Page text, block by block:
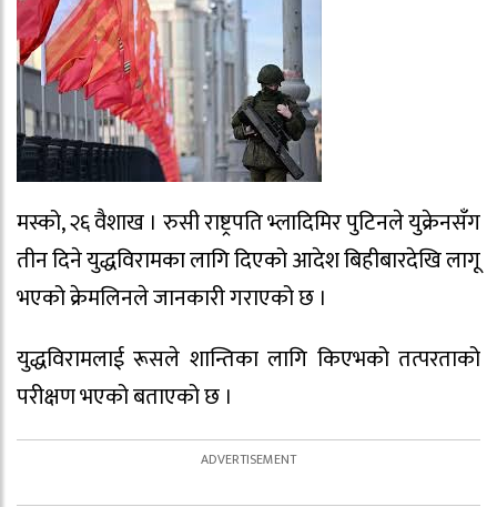
मस्को, २६ वैशाख । रुसी राष्ट्रपति भ्लादिमिर पुटिनले युक्रेनसँग
तीन दिने युद्धविरामका लागि दिएको आदेश बिहीबारदेखि लागू
भएको क्रेमलिनले जानकारी गराएको छ ।
युद्धविरामलाई रूसले शान्तिका लागि किएभको तत्परताको
परीक्षण भएको बताएको छ ।